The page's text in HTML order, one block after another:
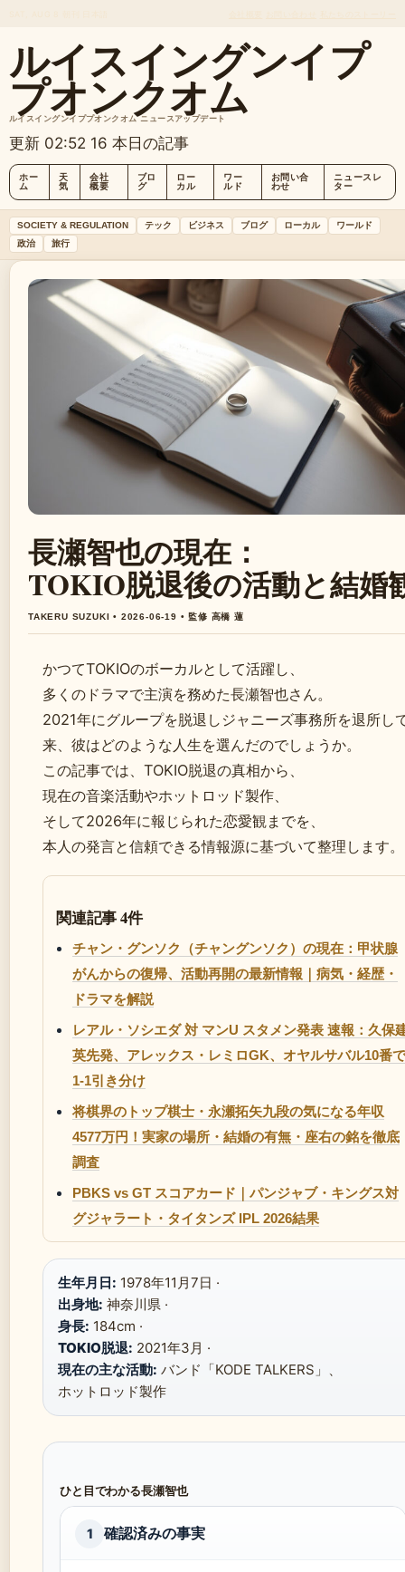
ルイスイングンイプ
プオンクオム
ルイスイングンイププオンクオム ニュースアップデート
更新 02:52 16 本日の記事
ホー
ム
天
気
会社
概要
ブロ
グ
ロー
カル
ワー
ルド
お問い合
わせ
ニュースレ
ター
SOCIETY & REGULATION テック ビジネス ブログ ローカル
ワールド
政治
旅行
長瀬智也の現在：
TOKIO脱退後の活動と結婚
TAKERU SUZUKI • 2026-06-19 • 監修 高橋 蓮
かつてTOKIOのボーカルとして活躍し、
多くのドラマで主演を務めた長瀬智也さん。
2021年にグループを脱退しジャニーズ事務所を退所し
来、彼はどのような人生を選んだのでしょうか。
この記事では、TOKIO脱退の真相から、
現在の音楽活動やホットロッド製作、
そして2026年に報じられた恋愛観までを、
本人の発言と信頼できる情報源に基づいて整理します。
関連記事 4件
チャン・グンソク（チャングンソク）の現在：甲状腺
がんからの復帰、活動再開の最新情報｜病気・経歴・
ドラマを解説
レアル・ソシエダ 対 マンU スタメン発表 速報：久保
英先発、アレックス・レミロGK、オヤルサバル10番で
1-1引き分け
将棋界のトップ棋士・永瀬拓矢九段の気になる年収
4577万円！実家の場所・結婚の有無・座右の銘を徹底
調査
PBKS vs GT スコアカード｜パンジャブ・キングス対
グジャラート・タイタンズ IPL 2026結果
生年月日: 1978年11月7日 ·
出身地: 神奈川県 ·
身長: 184cm ·
TOKIO脱退: 2021年3月 ·
現在の主な活動: バンド「KODE TALKERS」、
ホットロッド製作
ひと目でわかる長瀬智也
1 確認済みの事実